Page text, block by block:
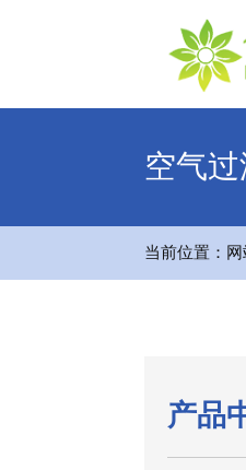
空气
当前位置：
产品